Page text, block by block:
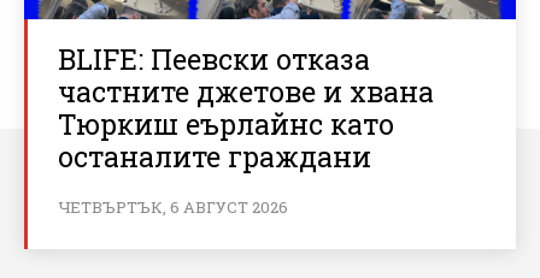
BLIFE: Пеевски отказа
частните джетове и хвана
Тюркиш еърлайнс като
останалите граждани
ЧЕТВЪРТЪК, 6 АВГУСТ 2026